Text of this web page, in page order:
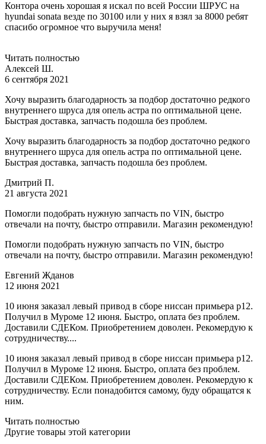
Контора очень хорошая я искал по всей России ШРУС на
hyundai sonata везде по 30100 или у них я взял за 8000 ребят
спасибо огромное что выручила меня!
Читать полностью
Алексей Ш.
6 сентября 2021
Хочу выразить благодарность за подбор достаточно редкого
внутреннего шруса для опель астра по оптимальной цене.
Быстрая доставка, запчасть подошла без проблем.
Хочу выразить благодарность за подбор достаточно редкого
внутреннего шруса для опель астра по оптимальной цене.
Быстрая доставка, запчасть подошла без проблем.
Дмитрий П.
21 августа 2021
Помогли подобрать нужную запчасть по VIN, быстро
отвечали на почту, быстро отправили. Магазин рекомендую!
Помогли подобрать нужную запчасть по VIN, быстро
отвечали на почту, быстро отправили. Магазин рекомендую!
Евгений Жданов
12 июня 2021
10 июня заказал левый привод в сборе ниссан примьера р12.
Получил в Муроме 12 июня. Быстро, оплата без проблем.
Доставили СДЕКом. Приобретением доволен. Рекомердую к
сотрудничеству....
10 июня заказал левый привод в сборе ниссан примьера р12.
Получил в Муроме 12 июня. Быстро, оплата без проблем.
Доставили СДЕКом. Приобретением доволен. Рекомердую к
сотрудничеству. Если понадобится самому, буду обращатся к
ним.
Читать полностью
Другие товары этой категории